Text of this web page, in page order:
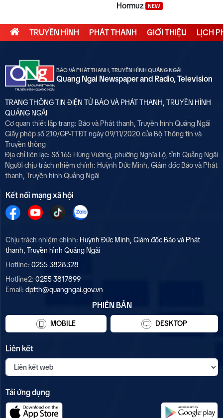
Hormuz
NEW
TRUYỀN HÌNH PHÁT THANH GIỚI THIỆU LỊCH
BÁO VÀ PHÁT THANH, TRUYỀN HÌNH QUẢNG NGÃI
Quang Ngai Newspaper and Radio, Television
TRANG THÔNG TIN ĐIỆN TỬ BÁO VÀ PHÁT THANH, TRUYỀN HÌNH
QUẢNG NGÃI
Cơ quan thiết lập trang: Báo và Phát thanh, Truyền hình Quảng Ngãi
Giấy phép số 210/GP-TTĐT ngày 09/11/2020 của Bộ Thông tin và
Truyền thông
Địa chỉ liên lạc: Số 165 Hùng Vương, phường Nghĩa Lộ, tỉnh Quảng Ngãi
Người chịu trách nhiệm chính: Huỳnh Đức Minh, Giám đốc Báo và Phát
thanh, Truyền hình Quảng Ngãi
Kết nối mạng xã hội
Chịu trách nhiệm chính: Huỳnh Đức Minh, Giám đốc Báo và Phát
thanh, Truyền hình Quảng Ngãi
Hotline: 0255 3828328
Hotline2: 0255 3817899
Email: dptth@quangngai.gov.vn
PHIÊN BẢN
MOBILE DESKTOP
Liên kết
Tải ứng dụng